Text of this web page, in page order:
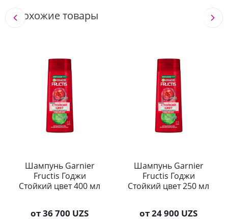
Похожие товары
Шампунь Garnier
Fructis Годжи
Стойкий цвет 400 мл
от36 700 UZS
Шампунь Garnier
Fructis Годжи
Стойкий цвет 250 мл
от24 900 UZS